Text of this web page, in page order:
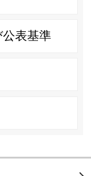
表基準